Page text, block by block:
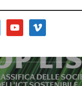
youtube vimeo